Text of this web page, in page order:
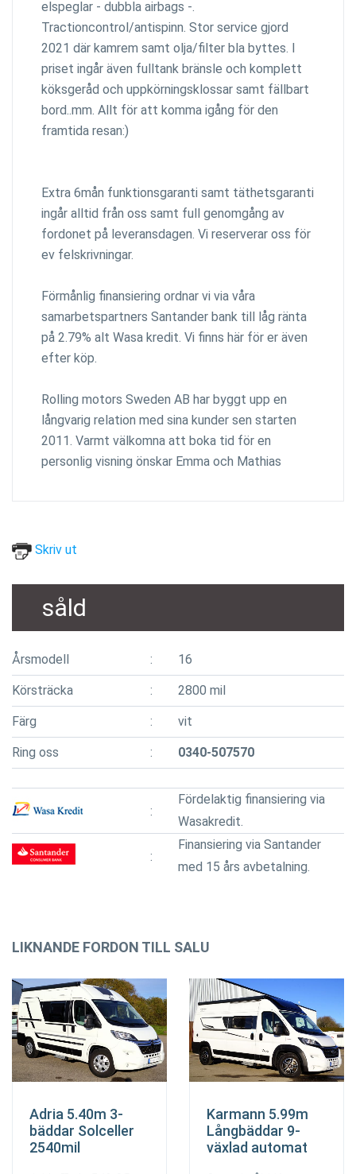
elspeglar - dubbla airbags -.
Tractioncontrol/antispinn. Stor service gjord
2021 där kamrem samt olja/filter bla byttes. I
priset ingår även fulltank bränsle och komplett
köksgeråd och uppkörningsklossar samt fällbart
bord..mm. Allt för att komma igång för den
framtida resan:)
Extra 6mån funktionsgaranti samt täthetsgaranti
ingår alltid från oss samt full genomgång av
fordonet på leveransdagen. Vi reserverar oss för
ev felskrivningar.
Förmånlig finansiering ordnar vi via våra
samarbetspartners Santander bank till låg ränta
på 2.79% alt Wasa kredit. Vi finns här för er även
efter köp.
Rolling motors Sweden AB har byggt upp en
långvarig relation med sina kunder sen starten
2011. Varmt välkomna att boka tid för en
personlig visning önskar Emma och Mathias
Skriv ut
såld
Årsmodell 16
Körsträcka 2800 mil
Färg vit
Ring oss 0340-507570
Fördelaktig finansiering via
Wasakredit.
Finansiering via Santander
med 15 års avbetalning.
LIKNANDE FORDON TILL SALU
Adria 5.40m 3-
bäddar Solceller
2540mil
Karmann 5.99m
Långbäddar 9-
växlad automat